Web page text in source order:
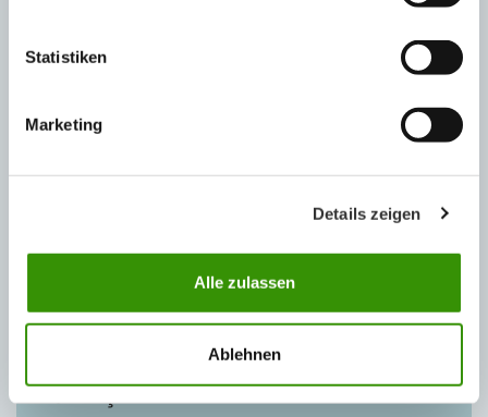
Statistiken
Marketing
Details zeigen
Alle zulassen
Ablehnen
Haberler
Mantolama
Pasif Ev Nedir? Neden önemlidir?